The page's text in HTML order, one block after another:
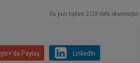
Bu yazı toplam 2728 defa okunmuştur.
Paylaş LinkedIn